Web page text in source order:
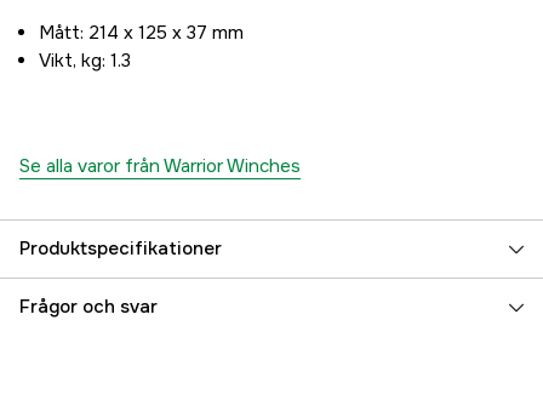
Mått: 214 x 125 x 37 mm
Vikt, kg: 1.3
Se alla varor från Warrior Winches
Produktspecifikationer
Referensnummer 4000119529
Frågor och svar